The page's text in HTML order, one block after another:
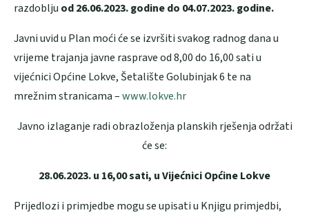
razdoblju od26.06.2023. godine do 04.07.2023. godine.
Javni uvid u Plan moći će se izvršiti svakog radnog dana u
vrijeme trajanja javne rasprave od 8,00 do 16,00 sati u
vijećnici Općine Lokve, Šetalište Golubinjak 6 te na
mrežnim stranicama –www.lokve.hr
Javno izlaganje radi obrazloženja planskih rješenja održati
će se:
28.06.2023. u 16,00 sati, u Vijećnici Općine Lokve
Prijedlozi i primjedbe mogu se upisati u Knjigu primjedbi,